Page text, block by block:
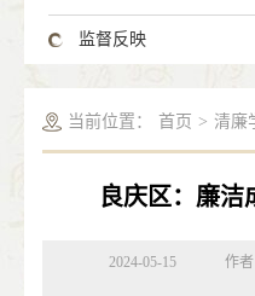
监督反映
当前位置： 首页 > 清廉
良庆区：廉洁
2024-05-15 作者